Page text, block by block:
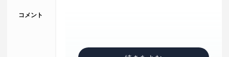
コメント